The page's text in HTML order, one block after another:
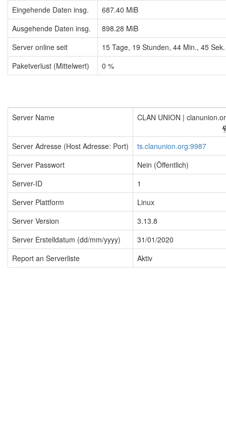
Eingehende Daten insg.
687.40 MiB
Ausgehende Daten insg.
898.28 MiB
Server online seit
15 Tage, 19 Stunden, 44 Min., 45 Sek.
Paketverlust (Mittelwert)
0 %
Server Name CLAN UNION |
Server Adresse (Host Adresse: Port)
ts.clanunion.org:9987
Server Passwort
Nein (Öffentlich)
Server-ID
1
Server Plattform
Linux
Server Version
3.13.8
Server Erstelldatum (dd/mm/yyyy)
31/01/2020
Report an Serverliste
Aktiv